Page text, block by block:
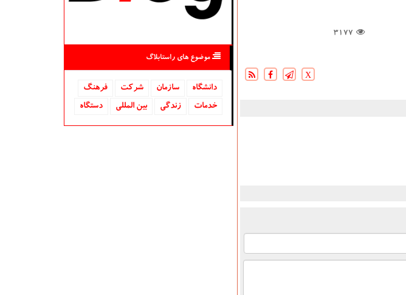
3177
X
موضوع های راستابلاگ
دانشگاه‌ سازمان شركت
فرهنگ
خدمات
زندگی بین المللی دستگاه